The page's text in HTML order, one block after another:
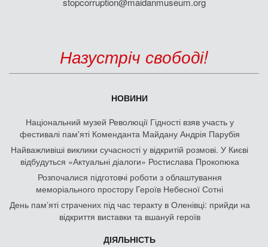
Назустріч свободі!
НОВИНИ
Національний музей Революції Гідності взяв участь у
фестивалі пам'яті Коменданта Майдану Андрія Парубія
Найважливіші виклики сучасності у відкритій розмові. У Києві
відбудуться «Актуальні діалоги» Ростислава Прокопюка
Розпочалися підготовчі роботи з облаштування
меморіального простору Героїв Небесної Сотні
День памʼяті страчених під час теракту в Оленівці: прийди на
відкриття виставки та вшануй героїв
ДІЯЛЬНІСТЬ